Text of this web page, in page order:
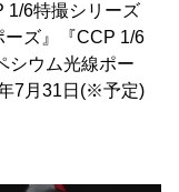
1/6特撮シリーズ
ーズ』『CCP 1/6
シウム光線ポー
7月31日(※予定)